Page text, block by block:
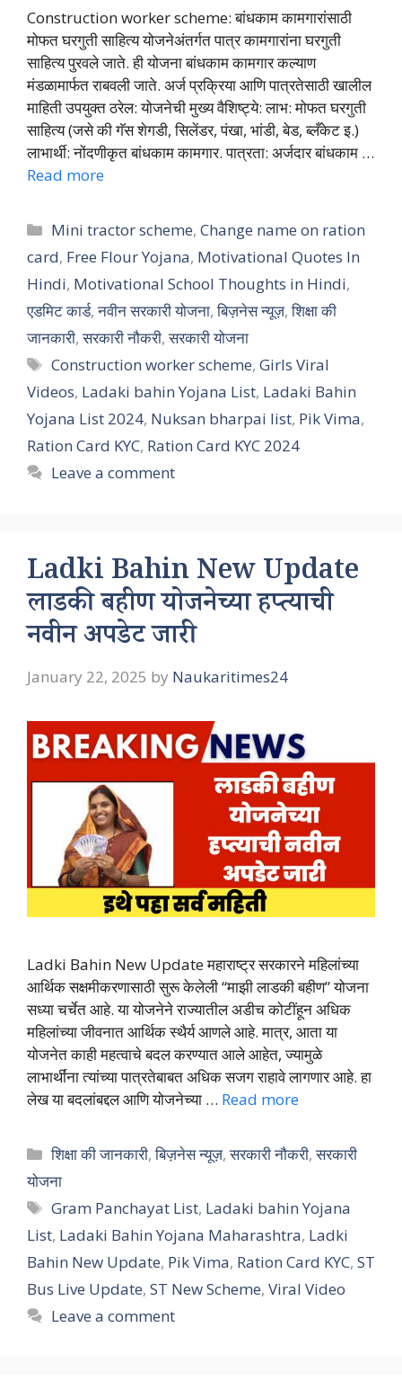
Construction worker scheme: बांधकाम कामगारांसाठी
मोफत घरगुती साहित्य योजनेअंतर्गत पात्र कामगारांना घरगुती
साहित्य पुरवले जाते. ही योजना बांधकाम कामगार कल्याण
मंडळामार्फत राबवली जाते. अर्ज प्रक्रिया आणि पात्रतेसाठी खालील
माहिती उपयुक्त ठरेल: योजनेची मुख्य वैशिष्ट्ये: लाभ: मोफत घरगुती
साहित्य (जसे की गॅस शेगडी, सिलेंडर, पंखा, भांडी, बेड, ब्लँकेट इ.)
लाभार्थी: नोंदणीकृत बांधकाम कामगार. पात्रता: अर्जदार बांधकाम …
Read more
Categories
Mini tractor scheme,Change name on ration
card, Free Flour Yojana, Motivational Quotes In
Hindi, Motivational School Thoughts in Hindi,
एडमिट कार्ड,नवीन सरकारी योजना,बिज़नेस न्यूज़,शिक्षा की
जानकारी,सरकारी नौकरी,सरकारी योजना
Tags
Construction worker scheme,Girls Viral
Videos, Ladaki bahin Yojana List, Ladaki Bahin
Yojana List 2024, Nuksan bharpai list, Pik Vima,
Ration Card KYC, Ration Card KYC 2024
Leave a comment
Ladki Bahin New Update
लाडकी बहीण योजनेच्या हप्त्याची
नवीन अपडेट जारी
January 22, 2025 by Naukaritimes24
Ladki Bahin New Update महाराष्ट्र सरकारने महिलांच्या
आर्थिक सक्षमीकरणासाठी सुरू केलेली “माझी लाडकी बहीण” योजना
सध्या चर्चेत आहे. या योजनेने राज्यातील अडीच कोटींहून अधिक
महिलांच्या जीवनात आर्थिक स्थैर्य आणले आहे. मात्र, आता या
योजनेत काही महत्वाचे बदल करण्यात आले आहेत, ज्यामुळे
लाभार्थींना त्यांच्या पात्रतेबाबत अधिक सजग राहावे लागणार आहे. हा
लेख या बदलांबद्दल आणि योजनेच्या … Read more
Categories
शिक्षा की जानकारी,बिज़नेस न्यूज़,सरकारी नौकरी,सरकारी
योजना
Tags
Gram Panchayat List, Ladaki bahin Yojana
List, Ladaki Bahin Yojana Maharashtra, Ladki
Bahin New Update, Pik Vima, Ration Card KYC, ST
Bus Live Update, ST New Scheme, Viral Video
Leave a comment